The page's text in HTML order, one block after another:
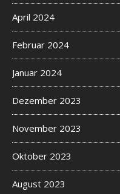
April 2024
Februar 2024
Januar 2024
Dezember 2023
November 2023
Oktober 2023
August 2023